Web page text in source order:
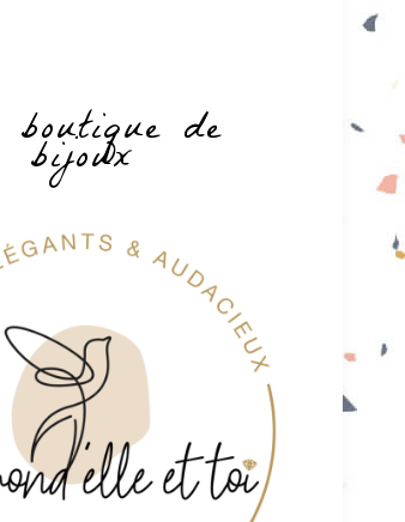
de
bijoux